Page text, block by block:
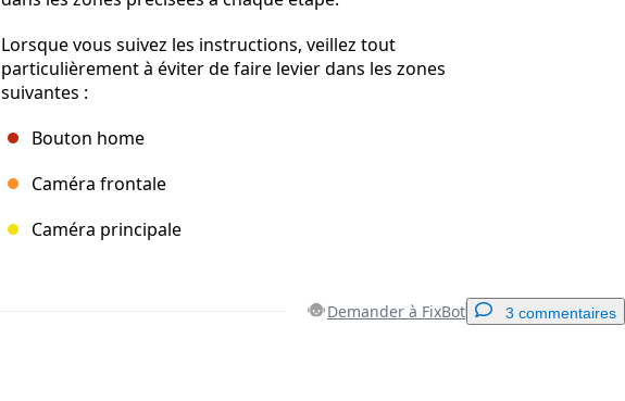
Lorsque vous suivez les instructions, veillez tout
particulièrement à éviter de faire levier dans les zones
suivantes :
Bouton home
Caméra frontale
Caméra principale
Demander à FixBot 3 commentaires